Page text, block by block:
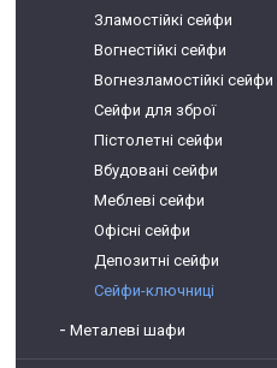
Зламостійкі сейфи
Вогнестійкі сейфи
Вогнезламостійкі сейфи
Сейфи для зброї
Пістолетні сейфи
Вбудовані сейфи
Меблеві сейфи
Офісні сейфи
Депозитні сейфи
Сейфи-ключниці
Металеві шафи